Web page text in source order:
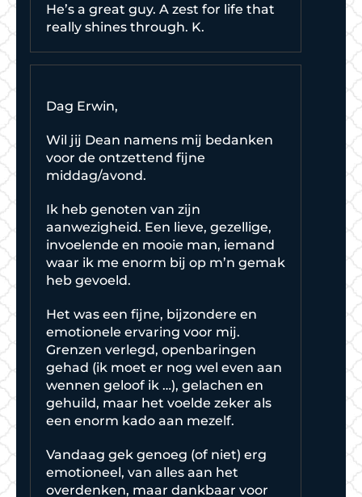
He’s a great guy. A zest for life that
really shines through. K.
Dag Erwin,
Wil jij Dean namens mij bedanken
voor de ontzettend fijne
middag/avond.
Ik heb genoten van zijn
aanwezigheid. Een lieve, gezellige,
invoelende en mooie man, iemand
waar ik me enorm bij op m’n gemak
heb gevoeld.
Het was een fijne, bijzondere en
emotionele ervaring voor mij.
Grenzen verlegd, openbaringen
gehad (ik moet er nog wel even aan
wennen geloof ik …), gelachen en
gehuild, maar het voelde zeker als
een enorm kado aan mezelf.
Vandaag gek genoeg (of niet) erg
emotioneel, van alles aan het
overdenken, maar dankbaar voor